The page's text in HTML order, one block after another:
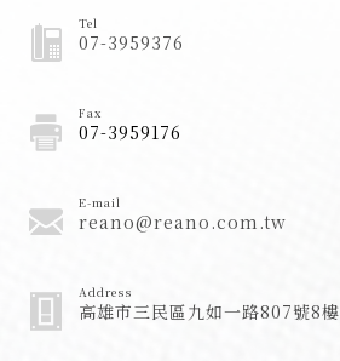
Tel
07-3959376
Fax
07-3959176
E-mail
reano@reano.com.tw
Address
高雄市三民區九如一路807號8樓